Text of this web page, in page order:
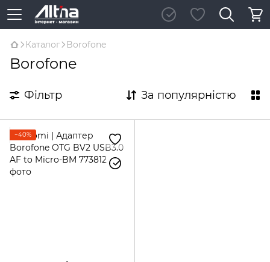
Каталог Borofone
Borofone
Фільтр За популярністю
−40%